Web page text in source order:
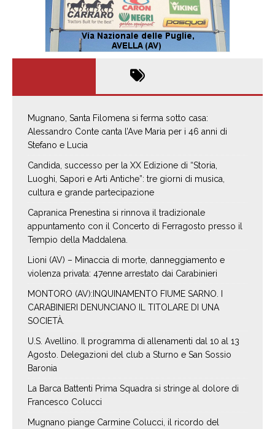
Mugnano, Santa Filomena si ferma sotto casa:
Alessandro Conte canta l’Ave Maria per i 46 anni di
Stefano e Lucia
Candida, successo per la XX Edizione di “Storia,
Luoghi, Sapori e Arti Antiche”: tre giorni di musica,
cultura e grande partecipazione
Capranica Prenestina si rinnova il tradizionale
appuntamento con il Concerto di Ferragosto presso il
Tempio della Maddalena.
Lioni (AV) – Minaccia di morte, danneggiamento e
violenza privata: 47enne arrestato dai Carabinieri
MONTORO (AV):INQUINAMENTO FIUME SARNO. I
CARABINIERI DENUNCIANO IL TITOLARE DI UNA
SOCIETÀ.
U.S. Avellino. Il programma di allenamenti dal 10 al 13
Agosto. Delegazioni del club a Sturno e San Sossio
Baronia
La Barca Battenti Prima Squadra si stringe al dolore di
Francesco Colucci
Mugnano piange Carmine Colucci, il ricordo del